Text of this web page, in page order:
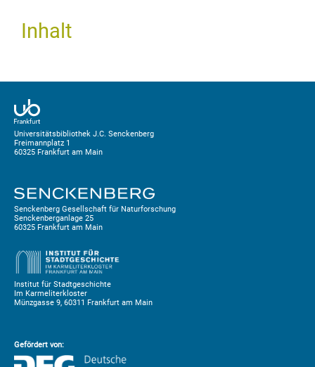
Inhalt
Universitätsbibliothek J.C. Senckenberg
Freimannplatz 1
60325 Frankfurt am Main
Senckenberg Gesellschaft für Naturforschung
Senckenberganlage 25
60325 Frankfurt am Main
Institut für Stadtgeschichte
Im Karmeliterkloster
Münzgasse 9, 60311 Frankfurt am Main
Gefördert von: